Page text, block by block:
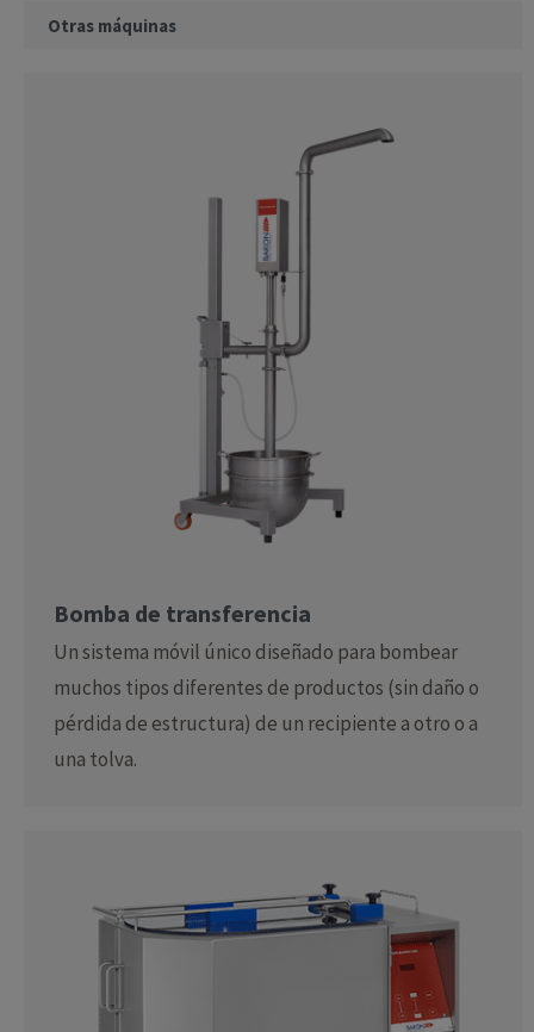
Otras máquinas
Bomba de transferencia
Un sistema móvil único diseñado para bombear
muchos tipos diferentes de productos (sin daño o
pérdida de estructura) de un recipiente a otro o a
una tolva.